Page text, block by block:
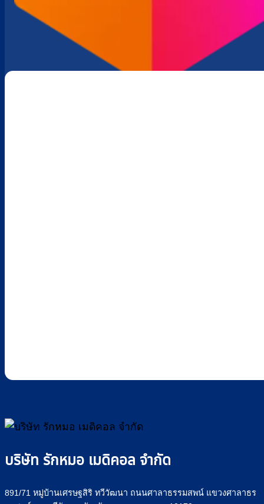
บริษัท รักหมอ เมดิคอล จำกัด
891/71 หมู่บ้านเศรษฐสิริ ทวีวัฒนา ถนนศาลาธรรมสพน์ แขวงศาลาธร